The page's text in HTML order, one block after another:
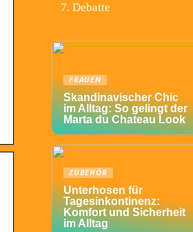
Debatte
FRAUEN
Skandinavischer Chic
im Alltag: So gelingt der
Marta du Chateau Look
ZUBEHÖR
Unterhosen für
Tagesinkontinenz:
Komfort und Sicherheit
im Alltag